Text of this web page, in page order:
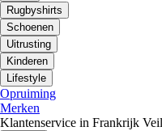
Rugbyshirts
Schoenen
Uitrusting
Kinderen
Lifestyle
Opruiming
Merken
Klantenservice in Frankrijk